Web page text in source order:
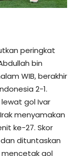
peringkat
bin
WIB, berakhir
2-1.
gol Ivar
menyamakan
ke-27. Skor
dituntaskan
mencetak gol